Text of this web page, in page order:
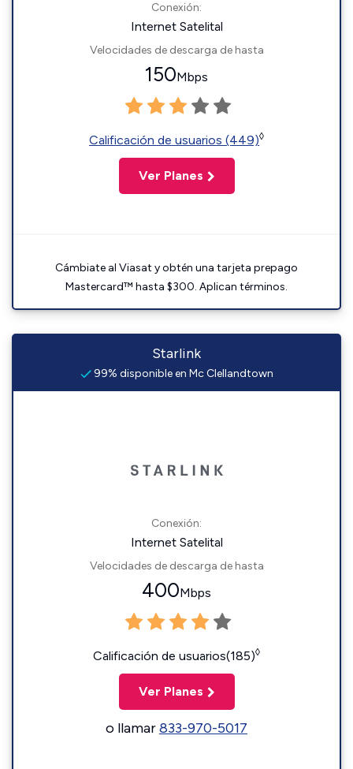
Conexión:
Internet Satelital
Velocidades de descarga de hasta
150Mbps
Calificación de usuarios (449)◊
Ver Planes
Cámbiate al Viasat y obtén una tarjeta prepago
Mastercard™ hasta $300. Aplican términos.
Starlink
99% disponible en Mc Clellandtown
Conexión:
Internet Satelital
Velocidades de descarga de hasta
400Mbps
Calificación de usuarios(185)◊
Ver Planes
o llamar833-970-5017